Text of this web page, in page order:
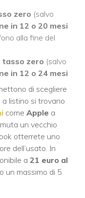
zero (salvo
in 12 o 20 mesi
alla fine del
tasso zero (salvo
in 12 o 24 mesi
di scegliere
a listino si trovano
come Apple a
un vecchio
otterrete uno
dell’usato. In
a 21 euro al
un massimo di 5